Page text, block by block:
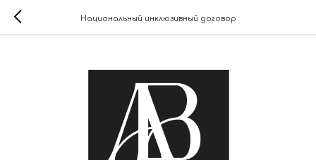
Национальный инклюзивный договор